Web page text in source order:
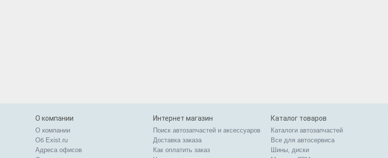
О компании
О компании
Об Exist.ru
Адреса офисов
Интернет магазин
Поиск автозапчастей и аксессуаров
Доставка заказа
Как оплатить заказ
Каталог товаров
Каталоги автозапчастей
Все для автосервиса
Шины, диски